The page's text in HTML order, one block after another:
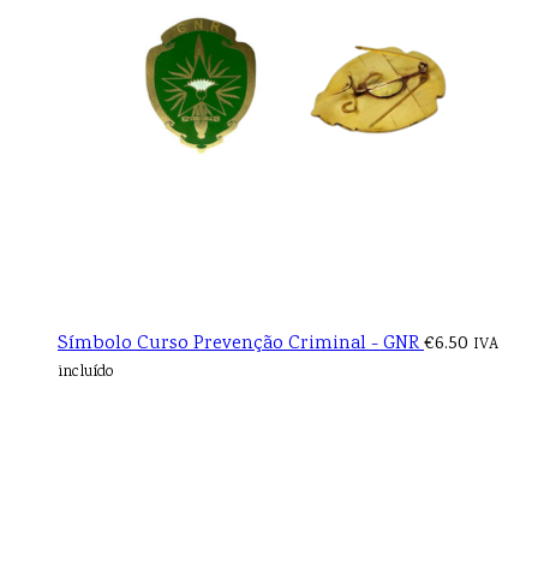
Símbolo Curso Prevenção Criminal - GNR€6.50 IVA
incluído